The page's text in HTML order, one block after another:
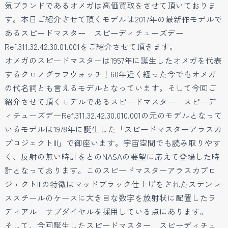
気ブランドであるオメガは高価買取をさせて頂いておりま
す。本日ご紹介させて頂くモデルは2017年の最新作モデルで
あるスピードマスター スピーディチューズデー
Ref.311.32.42.30.01.001をご紹介させて頂きます。
オメガのスピードマスターは1957年に誕生したオメガを代表
するクロノグラフウォッチ！60年近く経った今でもオメガ
の代名詞とも言えるモデルとなっています。そして今回ご
紹介させて頂くモデルであるスピードマスター スピーデ
ィチューズデーRef.311.32.42.30.010.001の元のモデルとなって
いるモデルは1978年に誕生した「スピードマスターアラスカ
プロジェクトIII」で御座います。宇宙空間でも読み取りやす
く、反射の無い時計をとのNASAの要望に応えて登場した時
計となっております。このスピードマスターアラスカプロ
ジェクトIIIの特徴はマッドブラック仕上げをされたステンレ
ススチールのケースに大き目な数字を放射状に配置したラ
ディアル サブダイヤルを採用している点にあります。
そして、今回誕生したスピードマスター スピーディチュ